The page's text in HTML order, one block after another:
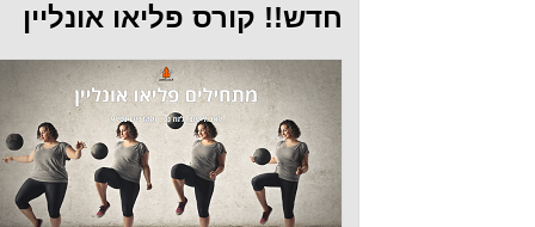
חדש!! קורס פליאו אונליין